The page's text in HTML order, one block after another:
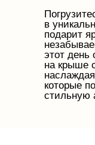
в
подарит
этот день
на крыше
которые
стильную